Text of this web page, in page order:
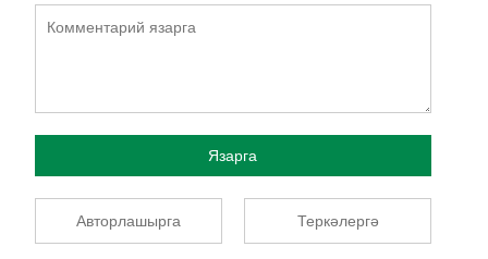
Язарга
Авторлашырга Теркәлергә